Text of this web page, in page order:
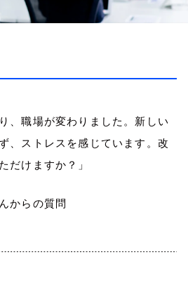
、職場が変わりました。新しい
、ストレスを感じています。改
だけますか？」
からの質問